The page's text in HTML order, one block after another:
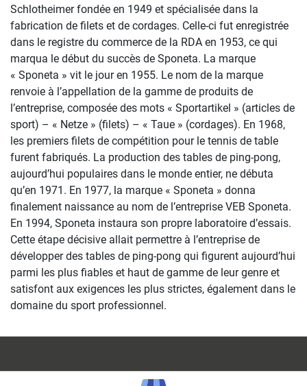
Schlotheimer fondée en 1949 et spécialisée dans la
fabrication de filets et de cordages. Celle-ci fut enregistrée
dans le registre du commerce de la RDA en 1953, ce qui
marqua le début du succès de Sponeta. La marque
« Sponeta » vit le jour en 1955. Le nom de la marque
renvoie à l’appellation de la gamme de produits de
l’entreprise, composée des mots « Sportartikel » (articles de
sport) – « Netze » (filets) – « Taue » (cordages). En 1968,
les premiers filets de compétition pour le tennis de table
furent fabriqués. La production des tables de ping-pong,
aujourd’hui populaires dans le monde entier, ne débuta
qu’en 1971. En 1977, la marque « Sponeta » donna
finalement naissance au nom de l’entreprise VEB Sponeta.
En 1994, Sponeta instaura son propre laboratoire d’essais.
Cette étape décisive allait permettre à l’entreprise de
développer des tables de ping-pong qui figurent aujourd’hui
parmi les plus fiables et haut de gamme de leur genre et
satisfont aux exigences les plus strictes, également dans le
domaine du sport professionnel.